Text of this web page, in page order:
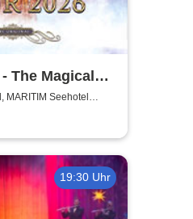
The Magical
2026
MARITIM Seehotel
19:30 Uhr